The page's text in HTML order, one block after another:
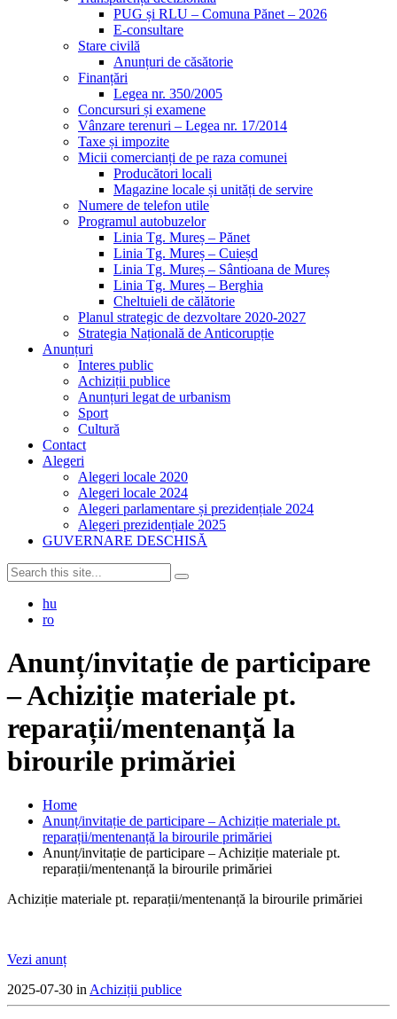
PUG și RLU – Comuna Pănet – 2026
E-consultare
Stare civilă
Anunțuri de căsătorie
Finanțări
Legea nr. 350/2005
Concursuri și examene
Vânzare terenuri – Legea nr. 17/2014
Taxe și impozite
Micii comercianți de pe raza comunei
Producători locali
Magazine locale și unități de servire
Numere de telefon utile
Programul autobuzelor
Linia Tg. Mureș – Pănet
Linia Tg. Mureș – Cuieșd
Linia Tg. Mureș – Sântioana de Mureș
Linia Tg. Mureș – Berghia
Cheltuieli de călătorie
Planul strategic de dezvoltare 2020-2027
Strategia Națională de Anticorupție
Anunțuri
Interes public
Achiziții publice
Anunțuri legat de urbanism
Sport
Cultură
Contact
Alegeri
Alegeri locale 2020
Alegeri locale 2024
Alegeri parlamentare și prezidențiale 2024
Alegeri prezidențiale 2025
GUVERNARE DESCHISĂ
hu
ro
Anunț/invitație de participare
– Achiziție materiale pt.
reparații/mentenanță la
birourile primăriei
Home
Anunț/invitație de participare – Achiziție materiale pt.
reparații/mentenanță la birourile primăriei
Anunț/invitație de participare – Achiziție materiale pt.
reparații/mentenanță la birourile primăriei
Achiziție materiale pt. reparații/mentenanță la birourile primăriei
Vezi anunț
2025-07-30 in Achiziții publice